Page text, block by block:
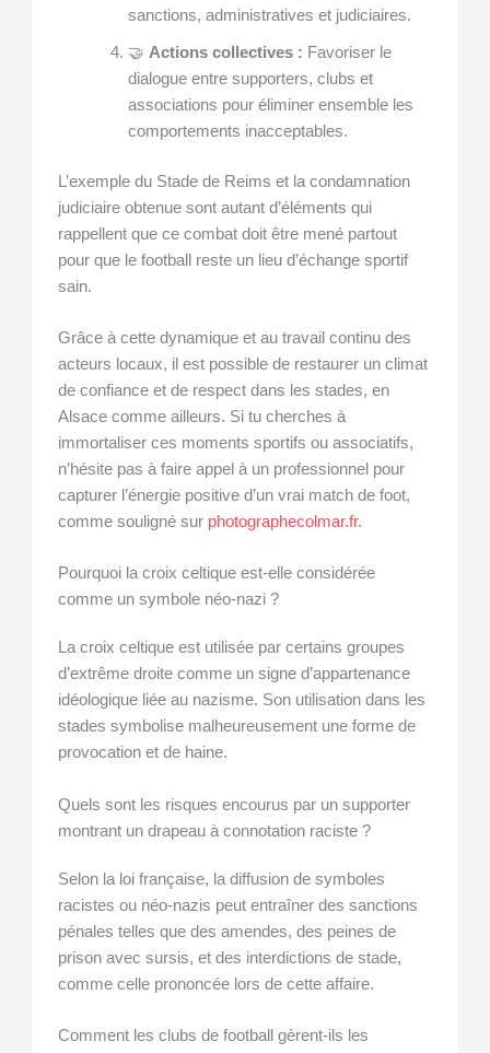
sanctions, administratives et judiciaires.
🤝 Actions collectives : Favoriser le
dialogue entre supporters, clubs et
associations pour éliminer ensemble les
comportements inacceptables.
L’exemple du Stade de Reims et la condamnation
judiciaire obtenue sont autant d’éléments qui
rappellent que ce combat doit être mené partout
pour que le football reste un lieu d’échange sportif
sain.
Grâce à cette dynamique et au travail continu des
acteurs locaux, il est possible de restaurer un climat
de confiance et de respect dans les stades, en
Alsace comme ailleurs. Si tu cherches à
immortaliser ces moments sportifs ou associatifs,
n’hésite pas à faire appel à un professionnel pour
capturer l’énergie positive d’un vrai match de foot,
comme souligné sur photographecolmar.fr.
Pourquoi la croix celtique est-elle considérée
comme un symbole néo-nazi ?
La croix celtique est utilisée par certains groupes
d’extrême droite comme un signe d’appartenance
idéologique liée au nazisme. Son utilisation dans les
stades symbolise malheureusement une forme de
provocation et de haine.
Quels sont les risques encourus par un supporter
montrant un drapeau à connotation raciste ?
Selon la loi française, la diffusion de symboles
racistes ou néo-nazis peut entraîner des sanctions
pénales telles que des amendes, des peines de
prison avec sursis, et des interdictions de stade,
comme celle prononcée lors de cette affaire.
Comment les clubs de football gèrent-ils les